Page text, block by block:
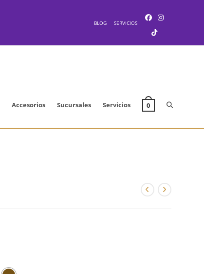
BLOG SERVICIOS
Accesorios Sucursales Servicios 0 Alternar
la